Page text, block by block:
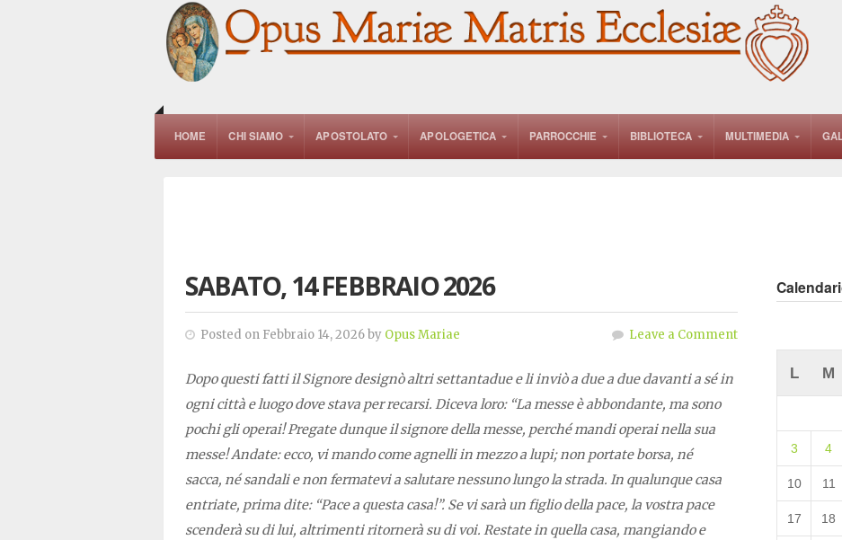
HOME CHI SIAMO APOSTOLATO APOLOGETICA PARROCCHIE BIBLIOTECA MULTIMEDIA
SABATO, 14 FEBBRAIO 2026
Posted on Febbraio 14, 2026 by Opus Mariae Leave a Comment
Dopo questi fatti il Signore designò altri settantadue e li inviò a due a due davanti a sé in
ogni città e luogo dove stava per recarsi. Diceva loro: “La messe è abbondante, ma sono
pochi gli operai! Pregate dunque il signore della messe, perché mandi operai nella sua
messe! Andate: ecco, vi mando come agnelli in mezzo a lupi; non portate borsa, né
sacca, né sandali e non fermatevi a salutare nessuno lungo la strada. In qualunque casa
entriate, prima dite: “Pace a questa casa!”. Se vi sarà un figlio della pace, la vostra pace
scenderà su di lui, altrimenti ritornerà su di voi. Restate in quella casa, mangiando e
L M
3 4
10 11
17 18